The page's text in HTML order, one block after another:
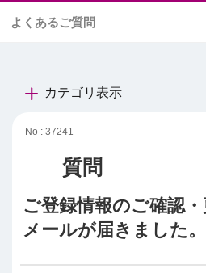
よくあるご質問
カテゴリ表示
No : 37241
ご登録情報のご確認
メールが届きました。